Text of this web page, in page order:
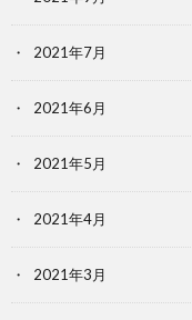
2021年7月
2021年6月
2021年5月
2021年4月
2021年3月